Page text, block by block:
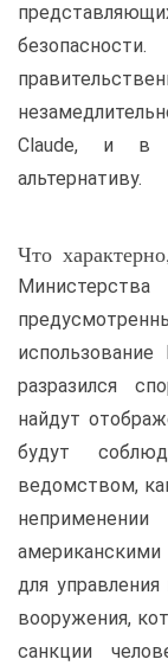
Claude, и в
альтернативу.
Что
разразился
найдут
будут
ведомством,
для
вооружения,
санкции